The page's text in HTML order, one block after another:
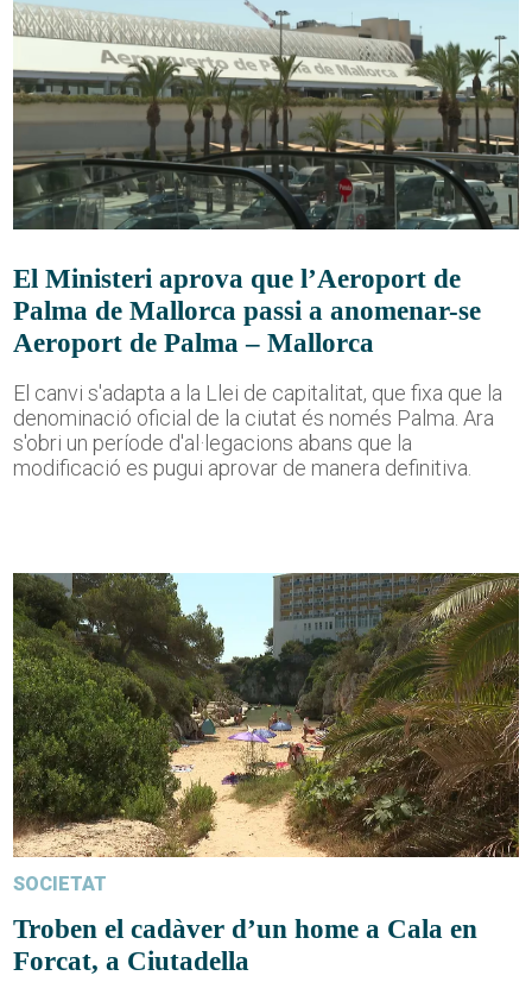
El Ministeri aprova que l’Aeroport de
Palma de Mallorca passi a anomenar-se
Aeroport de Palma – Mallorca
El canvi s'adapta a la Llei de capitalitat, que fixa que la
denominació oficial de la ciutat és només Palma. Ara
s'obri un període d'al·legacions abans que la
modificació es pugui aprovar de manera definitiva.
SOCIETAT
Troben el cadàver d’un home a Cala en
Forcat, a Ciutadella